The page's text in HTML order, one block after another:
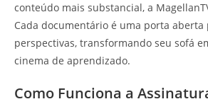
conteúdo mais substancial, a
Cada documentário é uma porta aberta
perspectivas, transformando seu sofá
cinema de aprendizado.
Como Funciona a